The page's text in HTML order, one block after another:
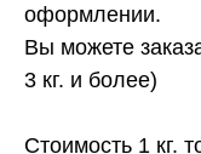
оформлении.
Вы можете
3 кг. и более)
Стоимость 1 кг.